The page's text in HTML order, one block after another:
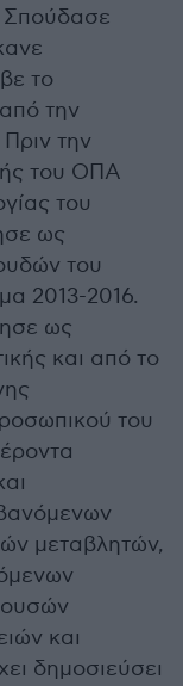
Σπούδασε
το
την
την
του ΟΠΑ
του
ως
του
2013-2016.
ως
και από το
του
μεταβλητών,
και
δημοσιεύσει